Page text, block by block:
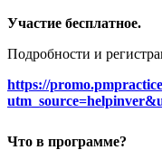
Участие бесплатное.
Подробности и
https://
Что в программе?